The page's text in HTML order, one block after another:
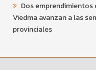
Dos emprendimientos
Viedma avanzan a las
provinciales